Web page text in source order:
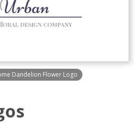
Dandelion Flower Logo